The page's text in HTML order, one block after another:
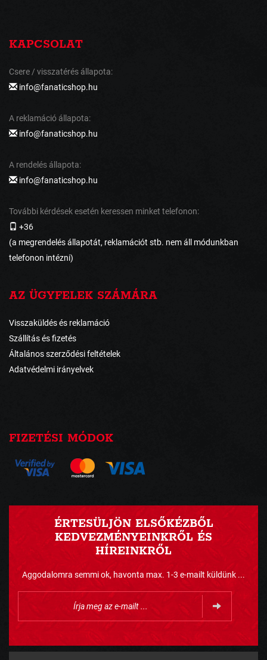
KAPCSOLAT
Csere / visszatérés állapota:
info@fanaticshop.hu
A reklamáció állapota:
info@fanaticshop.hu
A rendelés állapota:
info@fanaticshop.hu
További kérdések esetén keressen minket telefonon:
+36
(a megrendelés állapotát, reklamációt stb. nem áll módunkban
telefonon intézni)
AZ ÜGYFELEK SZÁMÁRA
Visszaküldés és reklamáció
Szállítás és fizetés
Általános szerződési feltételek
Adatvédelmi irányelvek
FIZETÉSI MÓDOK
ÉRTESÜLJÖN ELSŐKÉZBŐL
KEDVEZMÉNYEINKRŐL ÉS
HÍREINKRŐL
Aggodalomra semmi ok, havonta max. 1-3 e-mailt küldünk ...